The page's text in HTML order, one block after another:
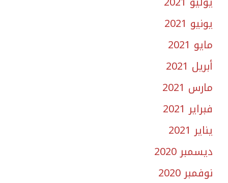
يونيو 2021
مايو 2021
أبريل 2021
مارس 2021
فبراير 2021
يناير 2021
ديسمبر 2020
نوفمبر 2020